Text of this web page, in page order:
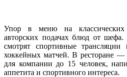
Упор в меню на классических
авторских подачах блюд от
смотрят спортивные
хоккейных матчей. В ресторане —
для компании до 15 человек,
аппетита и спортивного интереса.